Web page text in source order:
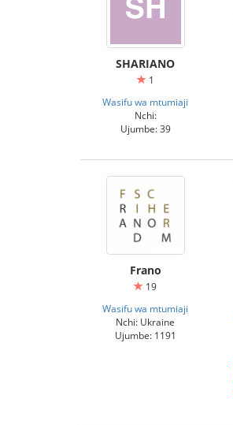
SHARIANO
1
Wasifu wa mtumiaji
Nchi:
Ujumbe: 39
Frano
19
Wasifu wa mtumiaji
Nchi: Ukraine
Ujumbe: 1191